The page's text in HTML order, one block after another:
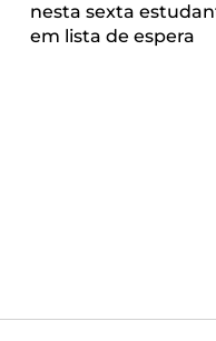
nesta sexta
em lista de espera